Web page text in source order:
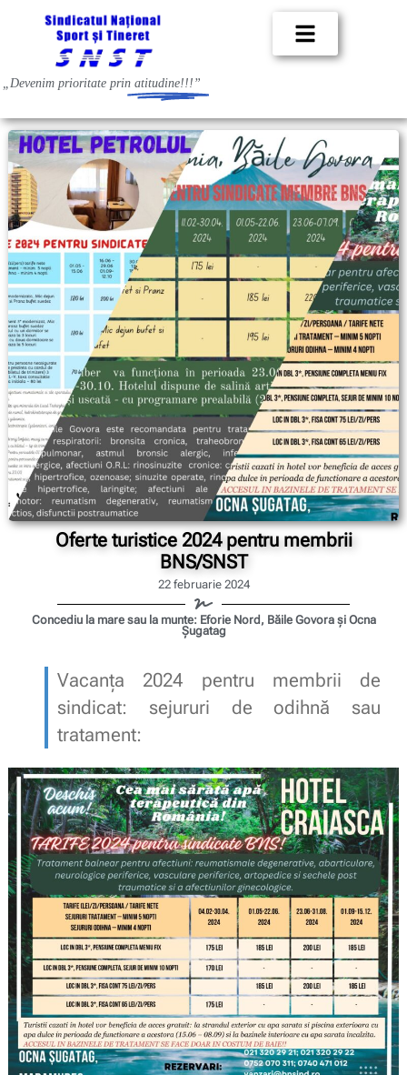
„Devenim prioritate prin atitudine!!!”
Oferte turistice 2024 pentru membrii
BNS/SNST
22 februarie 2024
Concediu la mare sau la munte: Eforie Nord, Băile Govora și Ocna
Șugatag
Vacanța 2024 pentru membrii de
sindicat: sejururi de odihnă sau
tratament: